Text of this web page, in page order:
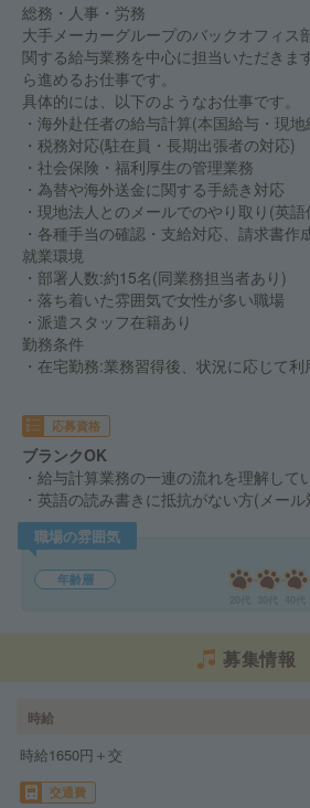
総務・人事・労務
大手メーカーグループのバックオフィス
関する給与業務を中心に担当いただきま
ら進めるお仕事です。
具体的には、以下のようなお仕事です。
・海外赴任者の給与計算(本国給与・現
・税務対応(駐在員・長期出張者の対応)
・社会保険・福利厚生の管理業務
・為替や海外送金に関する手続き対応
・現地法人とのメールでのやり取り(英語
・各種手当の確認・支給対応、請求書作
就業環境
・部署人数:約15名(同業務担当者あり)
・落ち着いた雰囲気で女性が多い職場
・派遣スタッフ在籍あり
勤務条件
・在宅勤務:業務習得後、状況に応じて利
応募資格
ブランクOK
・給与計算業務の一連の流れを理解して
・英語の読み書きに抵抗がない方(メー
職場の雰囲気
年齢層
募集情報
時給
時給1650円＋交
交通費